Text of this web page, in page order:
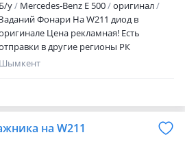
Б/y Mercedes-Benz E 500
оригинал
Фонари На W211 диод в
Цена рекламная! Есть
в другие регионы РК
Шымкент
на W211